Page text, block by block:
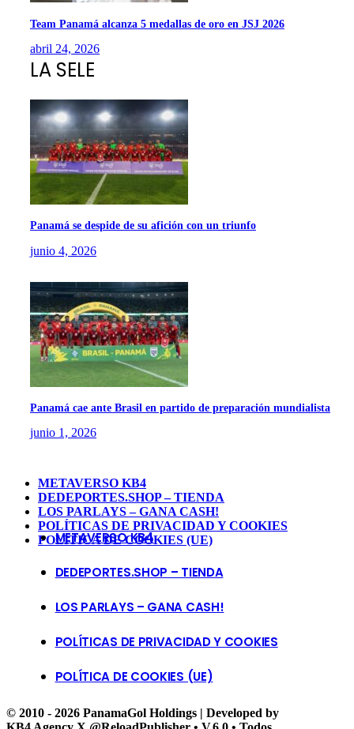
Team Panamá alcanza 5 medallas de oro en JSJ 2026
abril 24, 2026
LA SELE
Panamá se despide de su afición con un triunfo
junio 4, 2026
Panamá cae ante Brasil en partido de preparación mundialista
junio 1, 2026
METAVERSO KB4
DEDEPORTES.SHOP – TIENDA
LOS PARLAYS – GANA CASH!
POLÍTICAS DE PRIVACIDAD Y COOKIES
POLÍTICA DE COOKIES (UE)
METAVERSO KB4
DEDEPORTES.SHOP – TIENDA
LOS PARLAYS – GANA CASH!
POLÍTICAS DE PRIVACIDAD Y COOKIES
POLÍTICA DE COOKIES (UE)
© 2010 - 2026 PanamaGol Holdings | Developed by